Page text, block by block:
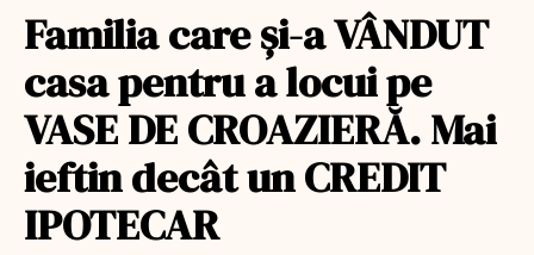
Familia care și-a VÂNDUT
casa pentru a locui pe
VASE DE CROAZIERĂ. Mai
ieftin decât un CREDIT
IPOTECAR